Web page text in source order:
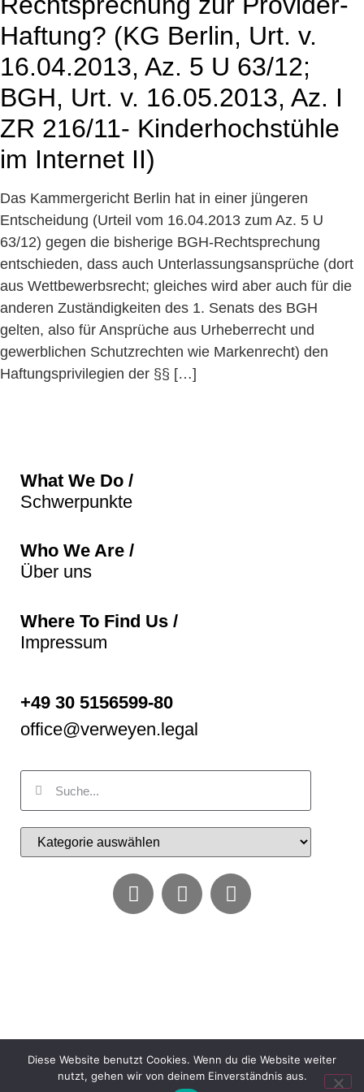
Haftung? (KG Berlin, Urt. v.
16.04.2013, Az. 5 U 63/12;
BGH, Urt. v. 16.05.2013, Az. I
ZR 216/11- Kinderhochstühle
im Internet II)
Das Kammergericht Berlin hat in einer jüngeren
Entscheidung (Urteil vom 16.04.2013 zum Az. 5 U
63/12) gegen die bisherige BGH-Rechtsprechung
entschieden, dass auch Unterlassungsansprüche (dort
aus Wettbewerbsrecht; gleiches wird aber auch für die
anderen Zuständigkeiten des 1. Senats des BGH
gelten, also für Ansprüche aus Urheberrecht und
gewerblichen Schutzrechten wie Markenrecht) den
Haftungsprivilegien der §§ […]
What We Do /
Schwerpunkte
Who We Are /
Über uns
Where To Find Us /
Impressum
+49 30 5156599-80
office@verweyen.legal
Diese Website benutzt Cookies. Wenn du die Website weiter
nutzt, gehen wir von deinem Einverständnis aus.